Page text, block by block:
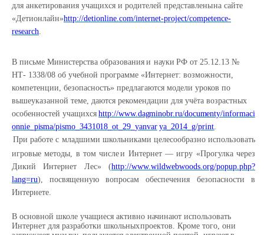
для анкетирования учащихся и родителей представленына сайте
«Детионлайн»http://detionline.com/internet-project/competence-
research
В письме Министерства образования и науки РФ от 25.12.13 №
НТ- 1338/08 об учебной программе «Интернет: возможности,
компетенции, безопасность» предлагаются модели уроков по
вышеуказанной теме, даются рекомендации для учёта возрастных
особенностей учащихсяhttp://www.dagminobr.ru/documenty/informaci
onnie_pisma/pismo_3431018_ot_29_yanvar ya_2014_g/print.
При работе с младшими школьниками целесообразно использовать
игровые методы, в том числеи Интернет — игру «Прогулка через
Дикий Интернет Лес»
(http://www.wildwebwoods.org/popup.php?
lang=ru), посвященную вопросам
обеспечения безопасности в
Интернете.
В основной школе учащиеся активно начинают использовать
Интернет для разработки школьныхпроектов. Кроме того, они